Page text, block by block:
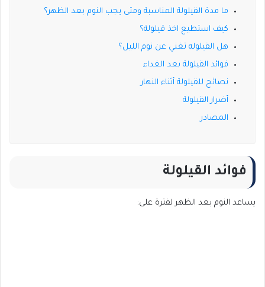
ما مدة القيلولة المناسبة ومتى يجب النوم بعد الظهر؟
كيف استطيع اخذ قيلولة؟
هل القيلوله تغني عن نوم الليل؟
فوائد القيلولة بعد الغداء
نصائح للقيلولة أثناء النهار
أضرار القيلولة
المصادر
فوائد القيلولة
يساعد النوم بعد الظهر لفترة على: